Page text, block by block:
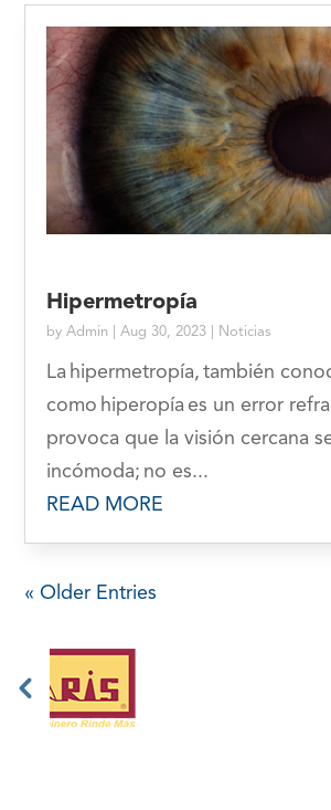
Hipermetropía
byAdmin |Aug 30, 2023 Noticias
La hipermetropía, también
como hiperopía es un error
provoca que la visión cercana
incómoda; no es...
READ MORE
« Older Entries